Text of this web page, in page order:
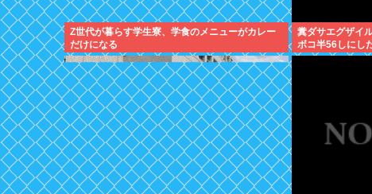
Z世代が暮らす学生寮、学食のメニューがカレー
だけになる
糞ダサエグザイ
ボコ半56しにした